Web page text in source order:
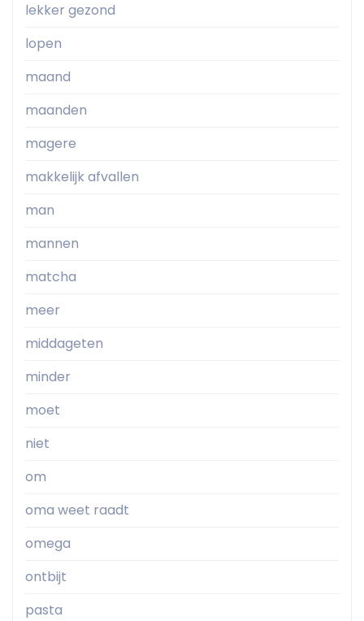
lekker gezond
lopen
maand
maanden
magere
makkelijk afvallen
man
mannen
matcha
meer
middageten
minder
moet
niet
om
oma weet raadt
omega
ontbijt
pasta